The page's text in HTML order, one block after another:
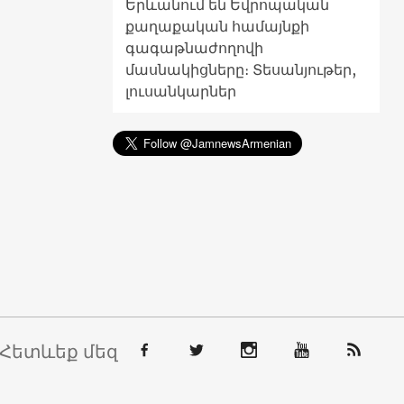
Երևանում են Եվրոպական
քաղաքական համայնքի
գագաթնաժողովի
մասնակիցները։ Տեսանյութեր,
լուսանկարներ
Հետևեք մեզ